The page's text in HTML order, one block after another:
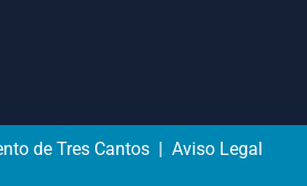
de Tres Cantos | Aviso Legal